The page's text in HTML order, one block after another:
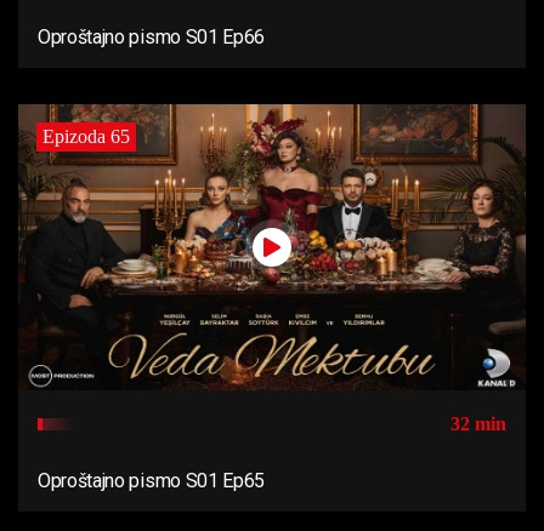
Oproštajno pismo S01 Ep66
Epizoda 65
32 min
Oproštajno pismo S01 Ep65